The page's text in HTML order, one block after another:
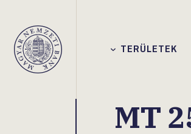
Magyar
Nemzeti
TERÜLETEK
MT